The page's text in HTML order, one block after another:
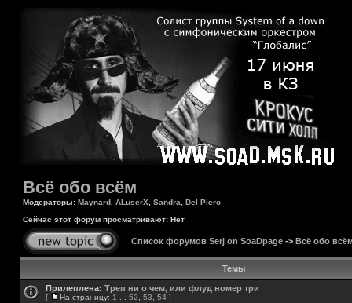
Всё обо всём
Модераторы: Maynard ALuserX Sandra
Del Piero
Сейчас этот форум просматривают: Нет
Список форумов Serj on SoaDpage -> Всё обо
Темы
Прилеплена: Треп ни о чем, или флуд номер три
[ На страницу: 1 52 53 54 ]